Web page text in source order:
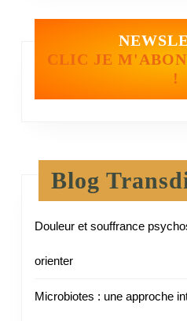
CLIC JE
!
Blog
Douleur et souffrance
orienter
Microbiotes : une approche